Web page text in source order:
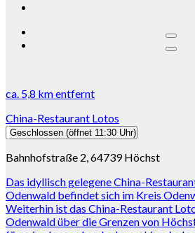
ca. 5,8 kmentfernt
China-Restaurant Lotos
Geschlossen (öffnet 11:30 Uhr)
Bahnhofstraße 2, 64739 Höchst
Das idyllisch gelegene China-
Odenwald befindet sich im Kreis
Weiterhin ist das China-Restaurant
Odenwald über die Grenzen von